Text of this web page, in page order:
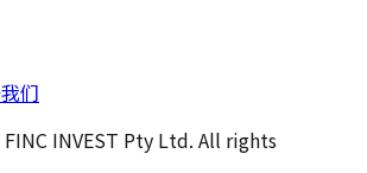
们
INVEST Pty Ltd. All rights